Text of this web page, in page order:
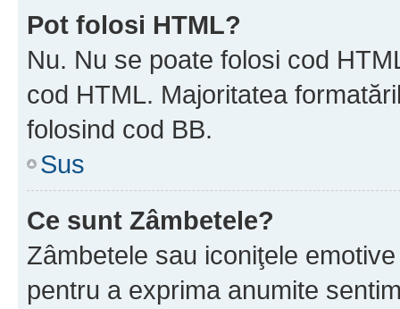
Pot folosi HTML?
Nu. Nu se poate folosi cod
cod HTML. Majoritatea
folosind cod BB.
Sus
Ce sunt Zâmbetele?
Zâmbetele sau iconiţele
pentru a exprima anumite